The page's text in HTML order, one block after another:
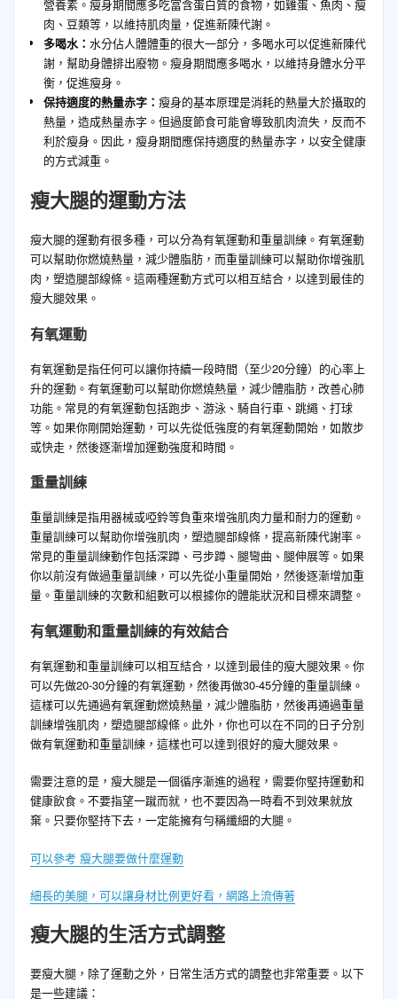
營養素。瘦身期間應多吃富含蛋白質的食物，如雞蛋、魚肉、瘦
肉、豆類等，以維持肌肉量，促進新陳代謝。
多喝水： 水分佔人體體重的很大一部分，多喝水可以促進新陳代
謝，幫助身體排出廢物。瘦身期間應多喝水，以維持身體水分平
衡，促進瘦身。
保持適度的熱量赤字： 瘦身的基本原理是消耗的熱量大於攝取的
熱量，造成熱量赤字。但過度節食可能會導致肌肉流失，反而不
利於瘦身。因此，瘦身期間應保持適度的熱量赤字，以安全健康
的方式減重。
瘦大腿的運動方法
瘦大腿的運動有很多種，可以分為有氧運動和重量訓練。有氧運動
可以幫助你燃燒熱量，減少體脂肪，而重量訓練可以幫助你增強肌
肉，塑造腿部線條。這兩種運動方式可以相互結合，以達到最佳的
瘦大腿效果。
有氧運動
有氧運動是指任何可以讓你持續一段時間（至少20分鐘）的心率上
升的運動。有氧運動可以幫助你燃燒熱量，減少體脂肪，改善心肺
功能。常見的有氧運動包括跑步、游泳、騎自行車、跳繩、打球
等。如果你剛開始運動，可以先從低強度的有氧運動開始，如散步
或快走，然後逐漸增加運動強度和時間。
重量訓練
重量訓練是指用器械或啞鈴等負重來增強肌肉力量和耐力的運動。
重量訓練可以幫助你增強肌肉，塑造腿部線條，提高新陳代謝率。
常見的重量訓練動作包括深蹲、弓步蹲、腿彎曲、腿伸展等。如果
你以前沒有做過重量訓練，可以先從小重量開始，然後逐漸增加重
量。重量訓練的次數和組數可以根據你的體能狀況和目標來調整。
有氧運動和重量訓練的有效結合
有氧運動和重量訓練可以相互結合，以達到最佳的瘦大腿效果。你
可以先做20-30分鐘的有氧運動，然後再做30-45分鐘的重量訓練。
這樣可以先通過有氧運動燃燒熱量，減少體脂肪，然後再通過重量
訓練增強肌肉，塑造腿部線條。此外，你也可以在不同的日子分別
做有氧運動和重量訓練，這樣也可以達到很好的瘦大腿效果。
需要注意的是，瘦大腿是一個循序漸進的過程，需要你堅持運動和
健康飲食。不要指望一蹴而就，也不要因為一時看不到效果就放
棄。只要你堅持下去，一定能擁有勻稱纖細的大腿。
可以參考 瘦大腿要做什麼運動
細長的美腿，可以讓身材比例更好看，網路上流傳著
瘦大腿的生活方式調整
要瘦大腿，除了運動之外，日常生活方式的調整也非常重要。以下
是一些建議：